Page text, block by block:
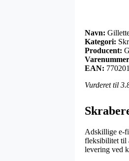
Navn:
Kategori:
Producent:
EAN:
Vurderet til
Adskillige e-
fleksibilitet til
levering ved